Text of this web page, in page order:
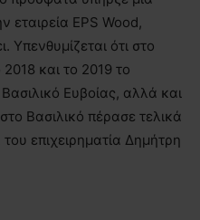
εταιρεία EPS Wood,
Υπενθυμίζεται ότι στο
και το 2019 το
Ευβοίας, αλλά και
Βασιλικό πέρασε τελικά
επιχειρηματία Δημήτρη